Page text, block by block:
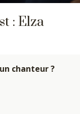
: Elza
chanteur ?